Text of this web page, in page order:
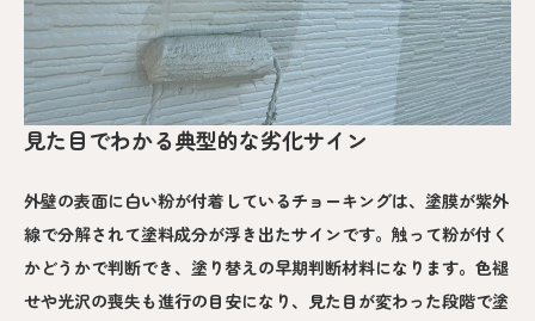
見た目でわかる典型的な劣化サイン
外壁の表面に白い粉が付着しているチョーキングは、塗膜が紫外
線で分解されて塗料成分が浮き出たサインです。触って粉が付く
かどうかで判断でき、塗り替えの早期判断材料になります。色褪
せや光沢の喪失も進行の目安になり、見た目が変わった段階で塗